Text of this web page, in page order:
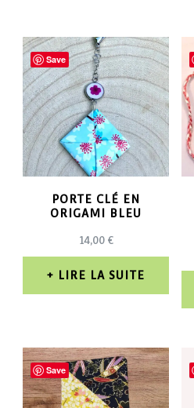
Save
PORTE CLÉ EN
ORIGAMI BLEU
14,00 €
LIRE LA SUITE
Save